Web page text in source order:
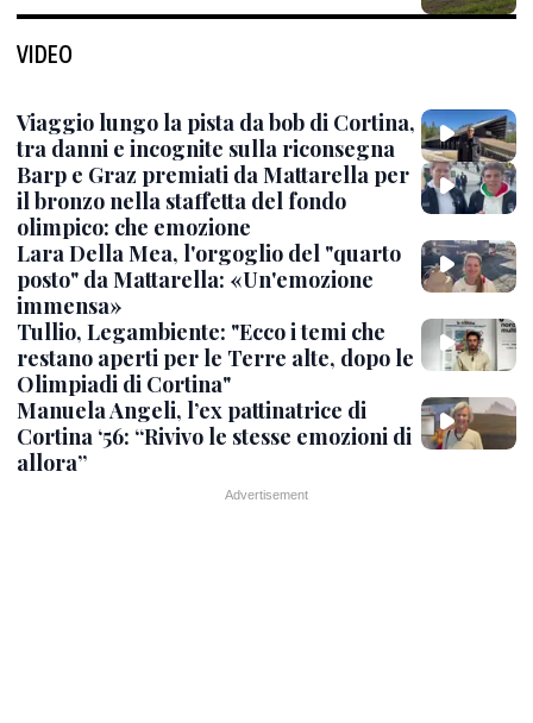
VIDEO
Viaggio lungo la pista da bob di Cortina,
tra danni e incognite sulla riconsegna
Barp e Graz premiati da Mattarella per
il bronzo nella staffetta del fondo
olimpico: che emozione
Lara Della Mea, l'orgoglio del "quarto
posto" da Mattarella: «Un'emozione
immensa»
Tullio, Legambiente: "Ecco i temi che
restano aperti per le Terre alte, dopo le
Olimpiadi di Cortina"
Manuela Angeli, l’ex pattinatrice di
Cortina ‘56: “Rivivo le stesse emozioni di
allora”